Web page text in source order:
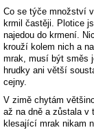
Co se týče množství
krmil častěji. Plotice
najedou do krmení.
krouží kolem nich a
mrak, musí být směs
hrudky ani větší
cejny.
V zimě chytám
až na dně a zůstala v
klesající mrak nikam